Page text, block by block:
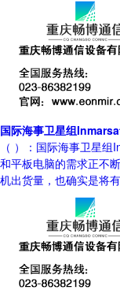
国际海事卫星组
（ ）：国际海事卫星
和平板电脑的需求正不
机出货量，也确实是将